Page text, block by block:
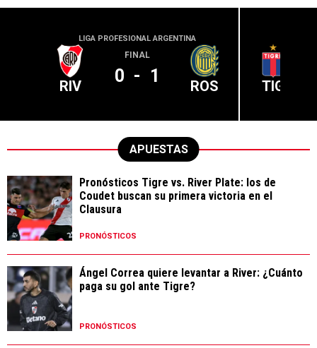
LIGA PROFESIONAL ARGENTINA
RIV
FINAL
0 - 1 ROS TIG
APUESTAS
Pronósticos Tigre vs. River Plate: los de
Coudet buscan su primera victoria en el
Clausura
PRONÓSTICOS
Ángel Correa quiere levantar a River: ¿Cuánto
paga su gol ante Tigre?
PRONÓSTICOS